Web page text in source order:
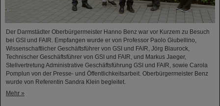
Der Darmstädter Oberbürgermeister Hanno Benz war vor Kurzem zu Besuch
bei GSI und FAIR. Empfangen wurde er von Professor Paolo Giubellino,
Wissenschaftlicher Geschäftsführer von GSI und FAIR, Jörg Blaurock,
Technischer Geschäftsführer von GSI und FAIR, und Markus Jaeger,
Stellvertretung Administrative Geschäftsführung GSI und FAIR, sowie Carola
Pomplun von der Presse- und Öffentlichkeitsarbeit. Oberbürgermeister Benz
wurde von Referentin Sandra Klein begleitet.
Mehr »